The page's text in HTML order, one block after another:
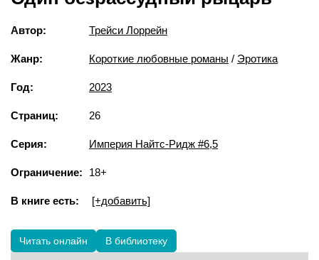
Автор: Трейси Лоррейн
Жанр: Короткие любовные романы / Эротика
Год: 2023
Страниц: 26
Серия: Империя Найтс-Ридж #6,5
Ограничение: 18+
В книге есть: [+добавить]
Читать онлайн В библиотеку